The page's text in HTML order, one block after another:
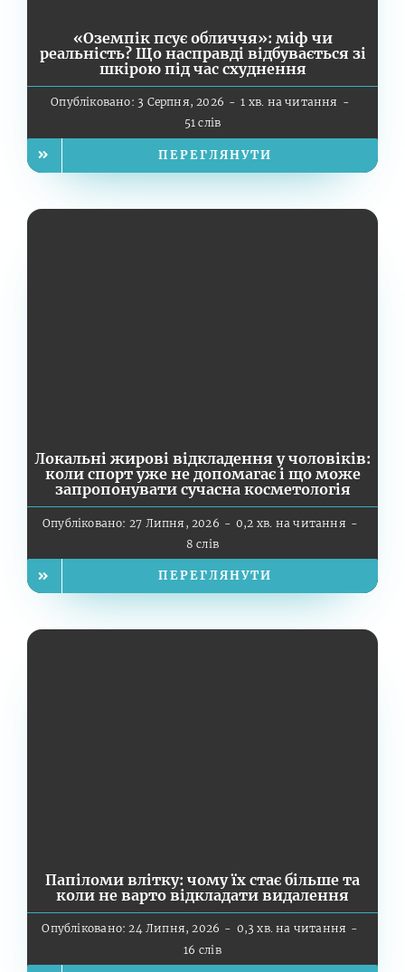
«Оземпік псує обличчя»: міф чи
реальність? Що насправді відбувається зі
шкірою під час схуднення
Опубліковано: 3 Серпня, 2026 - 1 хв. на читання -
51 слів
ПЕРЕГЛЯНУТИ
Локальні жирові відкладення у чоловіків:
коли спорт уже не допомагає і що може
запропонувати сучасна косметологія
Опубліковано: 27 Липня, 2026 - 0,2 хв. на читання -
8 слів
ПЕРЕГЛЯНУТИ
Папіломи влітку: чому їх стає більше та
коли не варто відкладати видалення
Опубліковано: 24 Липня, 2026 - 0,3 хв. на читання -
16 слів